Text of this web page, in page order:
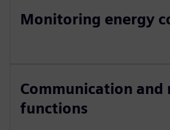
Monitoring energy
Communication and
functions